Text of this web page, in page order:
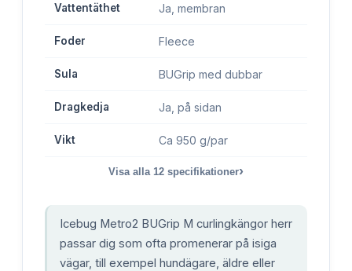
Vattentäthet Ja, membran
Foder Fleece
Sula BUGrip med dubbar
Dragkedja Ja, på sidan
Vikt Ca 950 g/par
Visa alla 12 specifikationer›
Icebug Metro2 BUGrip M curlingkängor herr
passar dig som ofta promenerar på isiga
vägar, till exempel hundägare, äldre eller